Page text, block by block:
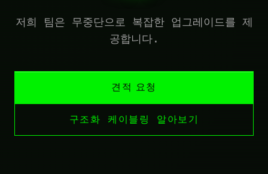
저희 팀은 무중단으로 복잡한 업그레이드를 제
공합니다.
견적 요청
구조화 케이블링 알아보기